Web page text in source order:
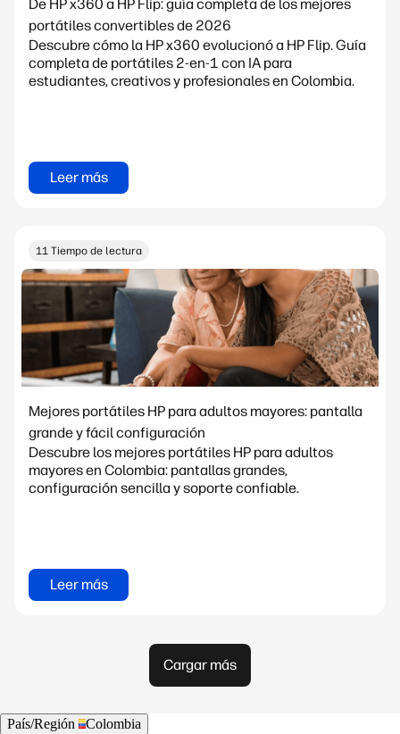
De HP x360 a HP Flip: guía completa de los mejores
portátiles convertibles de 2026
Descubre cómo la HP x360 evolucionó a HP Flip. Guía
completa de portátiles 2-en-1 con IA para
estudiantes, creativos y profesionales en Colombia.
Leer más
11 Tiempo de lectura
Mejores portátiles HP para adultos mayores: pantalla
grande y fácil configuración
Descubre los mejores portátiles HP para adultos
mayores en Colombia: pantallas grandes,
configuración sencilla y soporte confiable.
Leer más
Cargar más
País/Región
Colombia